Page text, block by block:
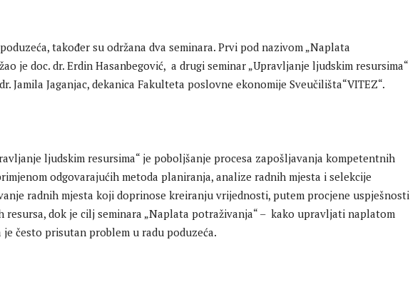
također su održana dva seminara. Prvi pod nazivom „Naplata
je doc. dr. Erdin Hasanbegović, a drugi seminar „Upravljanje ljudskim resursima“
Jamila Jaganjac, dekanica Fakulteta poslovne ekonomije Sveučilišta“VITEZ“.
ljudskim resursima“ je poboljšanje procesa zapošljavanja kompetentnih
odgovarajućih metoda planiranja, analize radnih mjesta i selekcije
radnih mjesta koji doprinose kreiranju vrijednosti, putem procjene uspješnosti
resursa, dok je cilj seminara „Naplata potraživanja“ – kako upravljati naplatom
često prisutan problem u radu poduzeća.